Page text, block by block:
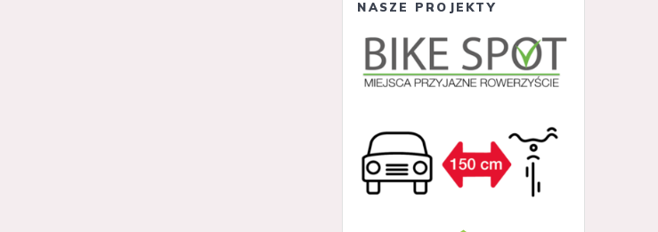
NASZE PROJEKTY